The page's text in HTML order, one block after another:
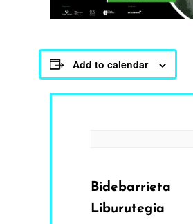
Add to calendar
Bidebarrieta
Liburutegia